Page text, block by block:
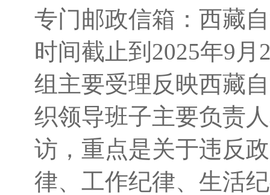
专门邮政信箱：西藏
时间截止到2025年9
组主要受理反映西藏
织领导班子主要负责
访，重点是关于违反
律、工作纪律、生活